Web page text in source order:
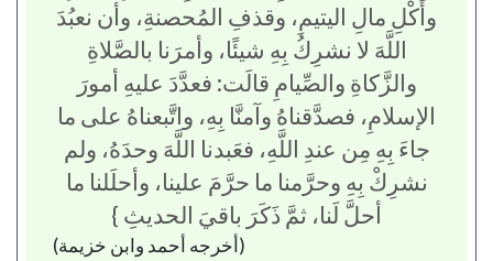
وأَكْلِ مالِ اليتيمِ، وقذفِ المُحصنةِ، وأن نعبُدَ
اللَّهَ لا نشرِكُ بِهِ شيئًا، وأمرَنا بالصَّلاةِ
والزَّكاةِ والصِّيامِ قالَت: فعدَّدَ عليهِ أمورَ
الإسلامِ، فصدَّقناهُ وآمنَّا بِهِ، واتَّبعناهُ على ما
جاءَ بِهِ مِن عندِ اللَّهِ، فعَبدنا اللَّهَ وحدَهُ، ولم
نشرِكْ بِهِ وحرَّمنا ما حرَّمَ علينا، وأحلَلنا ما
أحلَّ لَنا، ثمَّ ذَكَرَ باقيَ الحديثِ }
(أخرجه أحمد وابن خزيمة)